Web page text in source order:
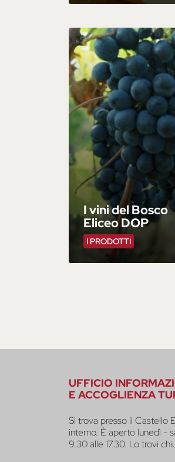
I PRODOTTI
I vini del Bosco
Eliceo DOP
UFFICIO
E ACCOGLIENZA
Si trova presso il Castello
interno. È aperto lunedì -
9.30 alle 17.30. Lo trovi